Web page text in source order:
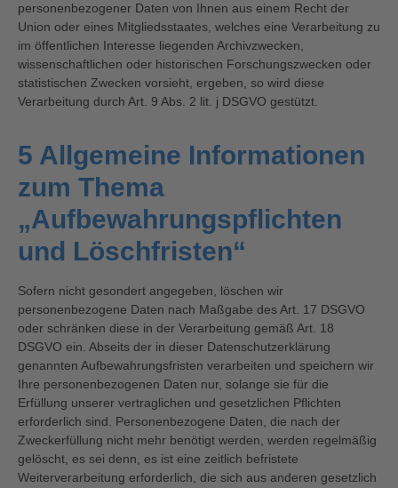
personenbezogener Daten von Ihnen aus einem Recht der
Union oder eines Mitgliedsstaates, welches eine Verarbeitung zu
im öffentlichen Interesse liegenden Archivzwecken,
wissenschaftlichen oder historischen Forschungszwecken oder
statistischen Zwecken vorsieht, ergeben, so wird diese
Verarbeitung durch Art. 9 Abs. 2 lit. j DSGVO gestützt.
5 Allgemeine Informationen
zum Thema
„Aufbewahrungspflichten
und Löschfristen“
Sofern nicht gesondert angegeben, löschen wir
personenbezogene Daten nach Maßgabe des Art. 17 DSGVO
oder schränken diese in der Verarbeitung gemäß Art. 18
DSGVO ein. Abseits der in dieser Datenschutzerklärung
genannten Aufbewahrungsfristen verarbeiten und speichern wir
Ihre personenbezogenen Daten nur, solange sie für die
Erfüllung unserer vertraglichen und gesetzlichen Pflichten
erforderlich sind. Personenbezogene Daten, die nach der
Zweckerfüllung nicht mehr benötigt werden, werden regelmäßig
gelöscht, es sei denn, es ist eine zeitlich befristete
Weiterverarbeitung erforderlich, die sich aus anderen gesetzlich